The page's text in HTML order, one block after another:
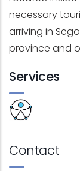
necessary
arriving in
province and
Services
Contact